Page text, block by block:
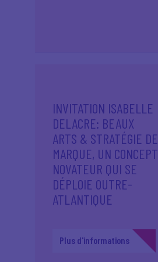
INVITATION ISABELLE
DELACRE: BEAUX
ARTS & STRATÉGIE DE
MARQUE, UN CONCEPT
NOVATEUR QUI SE
DÉPLOIE OUTRE-
ATLANTIQUE
Plus d'informations